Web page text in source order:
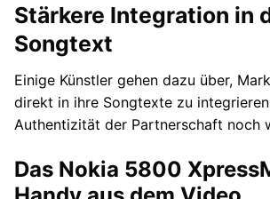
Stärkere Integration in
Songtext
Einige Künstler gehen dazu über,
direkt in ihre Songtexte zu
Authentizität der Partnerschaft noch
Das Nokia 5800